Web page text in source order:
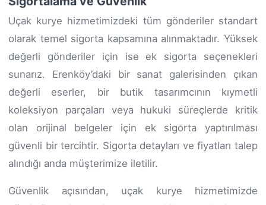
Uçak kurye hizmetimizdeki tüm gönderiler standart
olarak temel sigorta kapsamına alınmaktadır. Yüksek
değerli gönderiler için ise ek sigorta seçenekleri
sunarız. Erenköy’daki bir sanat galerisinden çıkan
değerli eserler, bir butik tasarımcının kıymetli
koleksiyon parçaları veya hukuki süreçlerde kritik
olan orijinal belgeler için ek sigorta yaptırılması
güvenli bir tercihtir. Sigorta detayları ve fiyatları talep
alındığı anda müşterimize iletilir.
Güvenlik açısından, uçak kurye hizmetimizde